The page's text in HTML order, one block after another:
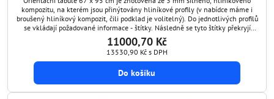
kompozitu, na kterém jsou přinýtovány hliníkové profily (v nabídce máme i
broušený hliníkový kompozit, čili podklad je volitelný). Do jednotlivých profilů
se vkládají požadované informace - štítky. Následně se tyto štítky překryjí
ochranným transparentním štítem, který je antireflexní a chrání grafiku před
poškozením. Tímto...
11000,70 Kč
13530,90 Kč s DPH
Do košíku